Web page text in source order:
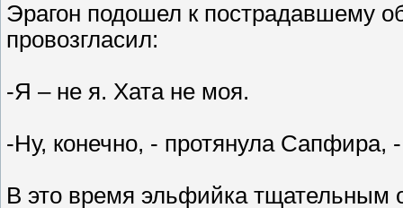
Эрагон подошел к пострадавшему
провозгласил:
-Я – не я. Хата не моя.
-Ну, конечно, - протянула Сапфира,
В это время эльфийка тщательным